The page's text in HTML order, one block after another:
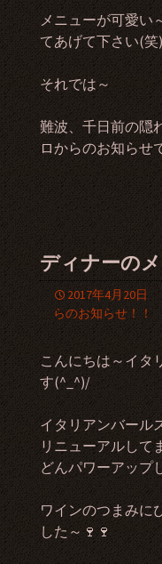
メニューが可愛い
てあげて下さい(笑)
それでは～
難波、千日前の隠
ロからのお知らせ
ディナーの
2017年4月20日
らのお知らせ！！
こんにちは～イタ
す(^_^)/
イタリアンバール
リニューアルして
どんパワーアップ
ワインのつまみに
した～🍷🍷